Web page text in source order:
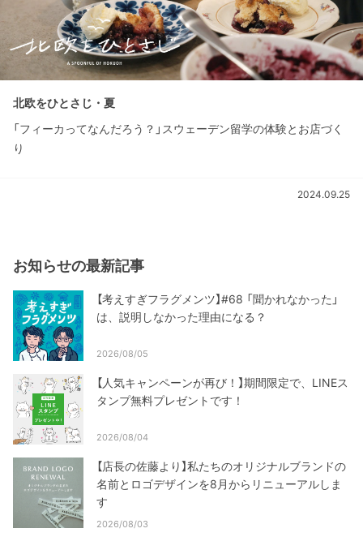
北欧をひとさじ・夏
「フィーカってなんだろう？」スウェーデン留学の体験とお店づく
り
2024.09.25
お知らせの最新記事
【考えすぎフラグメンツ】#68 「聞かれなかった」
は、説明しなかった理由になる？
2026/08/05
【人気キャンペーンが再び！】期間限定で、LINEス
タンプ無料プレゼントです！
2026/08/04
【店長の佐藤より】私たちのオリジナルブランドの
名前とロゴデザインを8月からリニューアルしま
す
2026/08/03